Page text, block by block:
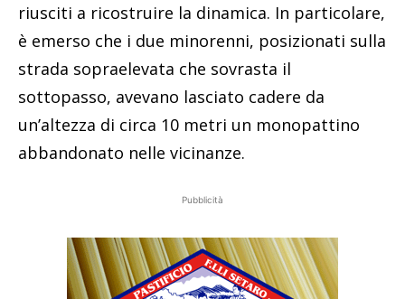
riusciti a ricostruire la dinamica. In particolare,
è emerso che i due minorenni, posizionati sulla
strada sopraelevata che sovrasta il
sottopasso, avevano lasciato cadere da
un’altezza di circa 10 metri un monopattino
abbandonato nelle vicinanze.
Pubblicità